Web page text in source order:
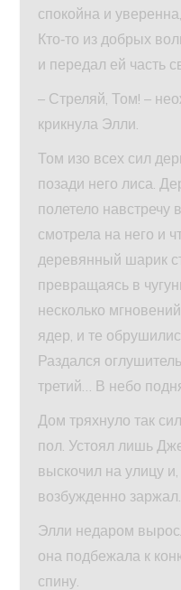
спокойна и
Кто‑то из добрых
и передал ей часть
– Стреляй, Том! –
крикнула Элли.
Том изо всех сил
позади него лиса.
полетело навстречу
смотрела на него и
деревянный шарик
превращаясь в
несколько
ядер, и те
Раздался
третий… В небо
Дом тряхнуло так
пол. Устоял лишь
выскочил на улицу
возбужденно заржал.
Элли недаром
она подбежала к
спину.